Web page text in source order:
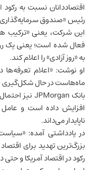
اقتصاددانان نسبت به
رئیس «صندوق
این شرکت، یعنی «ترکیب
فعال شده است؛ یعنی یک
به «روز آزادی» را اعلام کند.
او نوشت: «اعلام تعرفه‌ها
ماه‌هاست در حال
افزایش داده است و
ناپایدار می‌داند.
در یادداشتی آمده:
بزرگ‌ترین تهدید برای
رکود دراقتصاد آمریکاو حتی